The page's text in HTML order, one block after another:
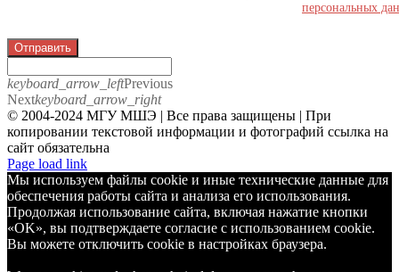
персональных
Отправить
keyboard_arrow_leftPrevious
Nextkeyboard_arrow_right
© 2004-2024 МГУ МШЭ | Все права защищены | При
копировании текстовой информации и фотографий ссылка на
сайт обязательна
Telegram
Page load link
Мы используем файлы cookie и иные технические данные для
обеспечения работы сайта и анализа его использования.
Продолжая использование сайта, включая нажатие кнопки
«OK», вы подтверждаете согласие с использованием cookie.
Вы можете отключить cookie в настройках браузера.